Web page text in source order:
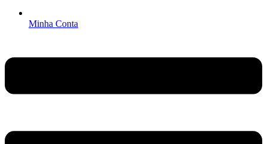
Minha Conta